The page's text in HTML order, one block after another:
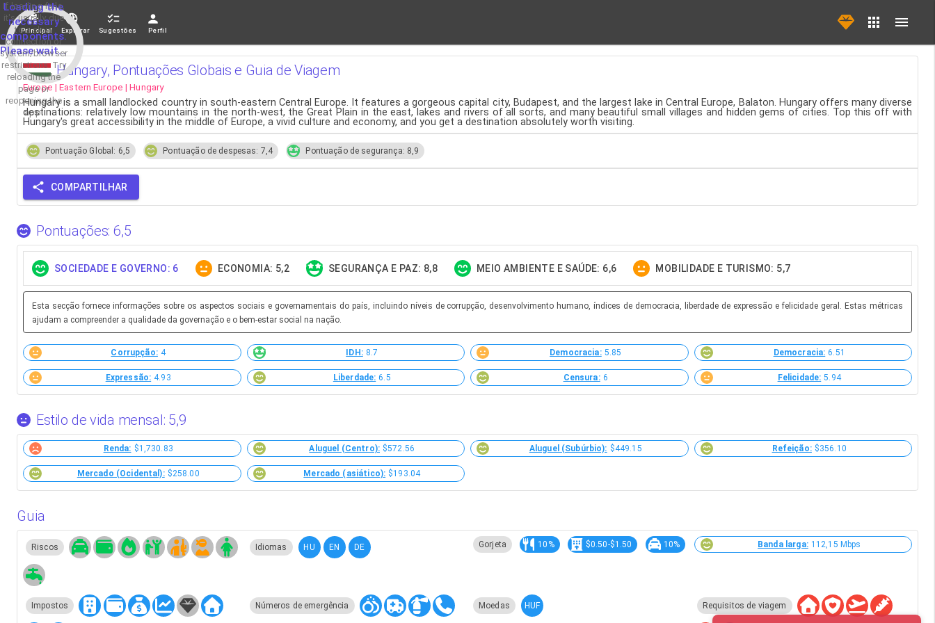
Loading the
necessary
components.
Please wait...
If loading fails,
it's usually due
to a slow
connection or
system/browser
restrictions. Try
reloading the
page or
reopening the
app.
Principal Explorar Sugestões Perfil
Hungary, Pontuações Globais e Guia de Viagem
Europe | Eastern Europe | Hungary
Hungary is a small landlocked country in south-eastern Central Europe. It features a gorgeous capital city, Budapest, and the largest lake in Central Europe, Balaton. Hungary offers many diverse
destinations: relatively low mountains in the north-west, the Great Plain in the east, lakes and rivers of all sorts, and many beautiful small villages and hidden gems of cities. Top this off with
Hungary's great accessibility in the middle of Europe, a vivid culture and economy, and you get a destination absolutely worth visiting.
Pontuação Global: 6,5 Pontuação de despesas: 7,4 Pontuação de segurança: 8,9
COMPARTILHAR
Pontuações: 6,5
SOCIEDADE E GOVERNO: 6 ECONOMIA: 5,2 SEGURANÇA E PAZ: 8,8 MEIO AMBIENTE E SAÚDE: 6,6 MOBILIDADE E TURISMO: 5,7
Esta secção fornece informações sobre os aspectos sociais e governamentais do país, incluindo níveis de corrupção, desenvolvimento humano, índices de democracia, liberdade de expressão e felicidade geral. Estas métricas
ajudam a compreender a qualidade da governação e o bem-estar social na nação.
Corrupção: 4 IDH: 8.7 Democracia: 5.85 Democracia: 6.51
Expressão: 4.93 Liberdade: 6.5 Censura: 6 Felicidade: 5.94
Estilo de vida mensal: 5,9
Renda: $1,730.83 Aluguel (Centro): $572.56 Aluguel (Subúrbio): $449.15 Refeição: $356.10
Mercado (Ocidental): $258.00 Mercado (asiático): $193.04
Guia
Riscos Idiomas HU EN DE Gorjeta 10% $0.50-$1.50 10% Banda larga: 112,15 Mbps
Impostos Números de emergência Moedas HUF Requisitos de viagem